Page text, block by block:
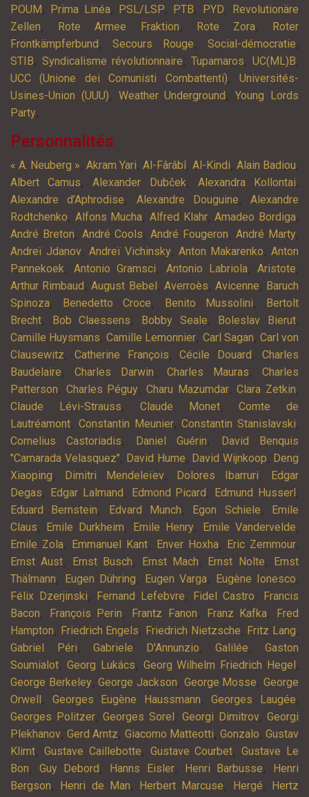
POUM , Prima Linéa, PSL/LSP, PTB, PYD,
Revolutionäre
Zellen, Rote Armee Fraktion, Rote Zora,
Roter
Frontkämpferbund , Secours Rouge, Social-démocratie,
STIB, Syndicalisme révolutionnaire, Tupamaros, UC(ML)B,
UCC (Unione dei Comunisti Combattenti),Universités-
Usines-Union (UUU), Weather Underground ,Young Lords
Party,
Personnalités
« A. Neuberg », Akram Yari, Al-Fârâbî, Al-Kindi, Alain Badiou,
Albert Camus,Alexander Dubček, Alexandra Kollontai,
Alexandre d’Aphrodise, Alexandre Douguine, Alexandre
Rodtchenko, Alfons Mucha,Alfred Klahr,Amadeo Bordiga,
André Breton, André Cools, André Fougeron, André Marty,
Andreï Jdanov, Andreï Vichinsky, Anton Makarenko, Anton
Pannekoek,Antonio Gramsci, Antonio Labriola,Aristote,
Arthur Rimbaud ,August Bebel , Averroès, Avicenne, Baruch
Spinoza, Benedetto Croce, Benito Mussolini,
Bertolt
Brecht, Bob Claessens, Bobby Seale, Boleslav Bierut,
Camille Huysmans,Camille Lemonnier, Carl Sagan, Carl von
Clausewitz,Catherine François,Cécile Douard ,Charles
Baudelaire, Charles Darwin, Charles Mauras, Charles
Patterson, Charles Péguy,Charu Mazumdar,Clara Zetkin,
Claude Lévi-Strauss,Claude Monet,Comte de
Lautréamont, Constantin Meunier,Constantin Stanislavski,
Cornelius Castoriadis, Daniel Guérin,
David Benquis
"Camarada Velasquez", David Hume, David Wijnkoop, Deng
Xiaoping, Dimitri Mendeleïev, Dolores Ibarruri,
Edgar
Degas, Edgar Lalmand , Edmond Picard , Edmund Husserl ,
Eduard Bernstein, Edvard Munch, Egon Schiele,
Emile
Claus, Emile Durkheim, Emile Henry, Emile Vandervelde,
Emile Zola, Emmanuel Kant, Enver Hoxha, Eric Zemmour,
Ernst Aust, Ernst Busch, Ernst Mach, Ernst Nolte,
Ernst
Thälmann, Eugen Dühring, Eugen Varga, Eugène Ionesco,
Félix Dzerjinski, Fernand Lefebvre, Fidel Castro,
Francis
Bacon, François Perin, Frantz Fanon, Franz Kafka,
Fred
Hampton, Friedrich Engels, Friedrich Nietzsche, Fritz Lang,
Gabriel Péri,Gabriele D'Annunzio,Galilée,Gaston
Soumialot, Georg Lukács, Georg Wilhelm Friedrich Hegel ,
George Berkeley,George Jackson, George Mosse,George
Orwell , Georges Eugène Haussmann,Georges Laugée,
Georges Politzer, Georges Sorel , Georgi Dimitrov, Georgi
Plekhanov,Gerd Arntz, Giacomo Matteotti, Gonzalo,Gustav
Klimt, Gustave Caillebotte, Gustave Courbet,Gustave Le
Bon, Guy Debord , Hanns Eisler, Henri Barbusse,
Henri
Bergson, Henri de Man, Herbert Marcuse, Hergé,
Hertz